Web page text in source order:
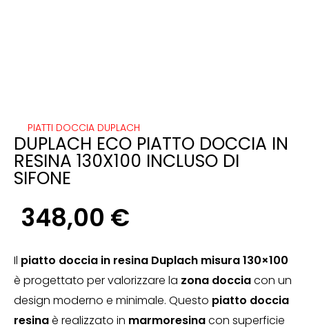
PIATTI DOCCIA DUPLACH
DUPLACH ECO PIATTO DOCCIA IN
RESINA 130X100 INCLUSO DI
SIFONE
348,00 €
Il piatto doccia in resina Duplach misura 130×100
è progettato per valorizzare la zona docciacon un
design moderno e minimale. Questo piatto doccia
resinaè realizzato in marmoresinacon superficie